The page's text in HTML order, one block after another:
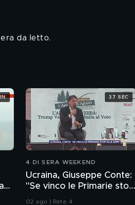
da letto.
4 DI SERA WEEKEND
Ucraina, Giuseppe Conte:
"Se vinco le Primarie stop
alle armi"
02 ago | Rete 4
37 SEC